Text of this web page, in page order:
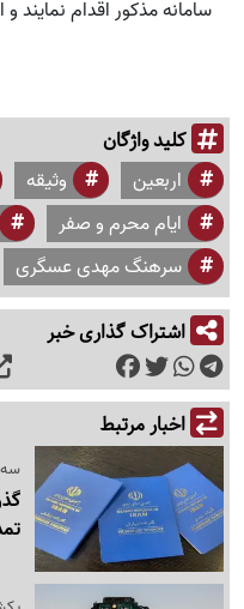
سامانه مذکور اقدام نمایند
کلید واژگان
اربعین وثیقه
ایام محرم و صفر
سرهنگ مهدی عسگری
اشتراک گذاری خبر
اخبار مرتبط
سه‌شنبه